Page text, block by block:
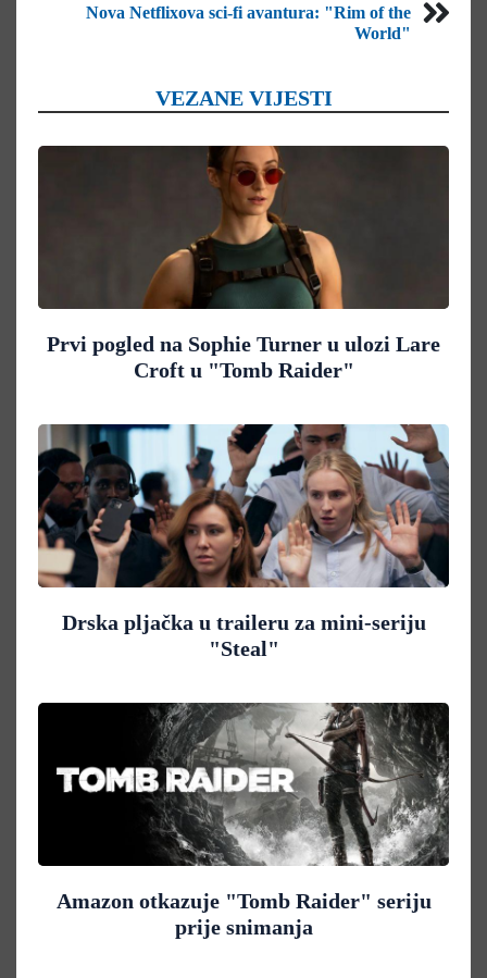
Nova Netflixova sci-fi avantura: "Rim of the
World"
VEZANE VIJESTI
Prvi pogled na Sophie Turner u ulozi Lare
Croft u "Tomb Raider"
Drska pljačka u traileru za mini-seriju
"Steal"
Amazon otkazuje "Tomb Raider" seriju
prije snimanja